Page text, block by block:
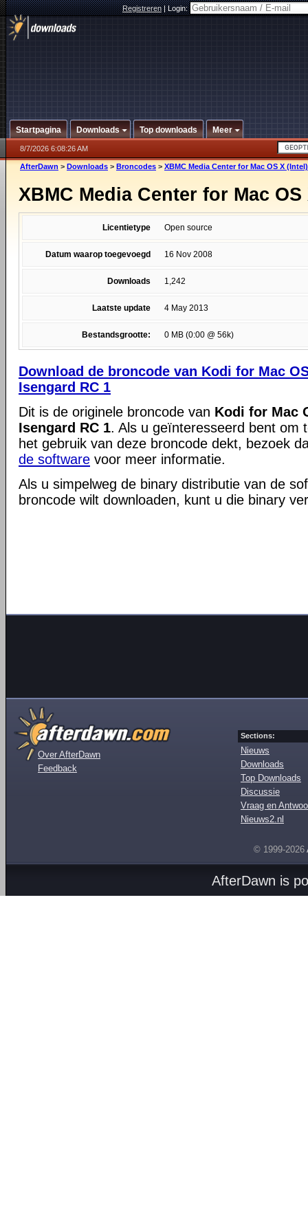
Registreren|Login:
Startpagina Downloads Top downloads Meer
8/7/2026 6:08:26 AM
AfterDawn > Downloads > Broncodes > XBMC Media Center for Mac OS X
XBMC Media Center for Mac
Licentietype Open source
Datum waarop toegevoegd 16 Nov 2008
Downloads 1,242
Laatste update 4 May 2013
Bestandsgrootte: 0 MB (0:00 @ 56k)
Download de broncode van Kodi for Mac
Isengard RC 1
Dit is de originele broncode van Kodi for Mac
Isengard RC 1. Als u geïnteresseerd bent om
het gebruik van deze broncode dekt, bezoek
de software voor meer informatie.
Als u simpelweg de binary distributie van de
broncode wilt downloaden, kunt u die binary
Over AfterDawn
Feedback
Sections:
Nieuws
Downloads
Top Downloads
Discussie
Vraag en
Nieuws2.nl
© 1999-2026
AfterDawn is